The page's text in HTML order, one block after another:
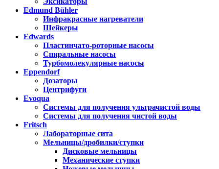
Edmund Bühler
Инфракрасные нагреватели
Шейкеры
Edwards
Пластинчато-роторные насосы
Спиральные насосы
Турбомолекулярные насосы
Eppendorf
Дозаторы
Центрифуги
Evoqua
Системы для получения ультрачистой воды
Системы для получения чистой воды
Fritsch
Лабораторные сита
Мельницы/дробилки/ступки
Дисковые мельницы
Механические ступки